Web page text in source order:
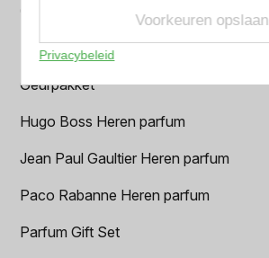
Creed heren parfum
Dior Heren parfum
Geurpakket
Hugo Boss Heren parfum
Jean Paul Gaultier Heren parfum
Paco Rabanne Heren parfum
Parfum Gift Set
Voorkeuren opslaan
Privacybeleid